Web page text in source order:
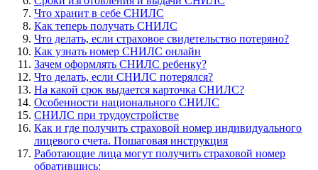
Что хранит в себе СНИЛС
Как теперь получать СНИЛС
Что делать, если страховое свидетельство потеряно?
Как узнать номер СНИЛС онлайн
Зачем оформлять СНИЛС ребенку?
Что делать, если СНИЛС потерялся?
На какой срок выдается карточка СНИЛС?
Особенности национального СНИЛС
СНИЛС при трудоустройстве
Как и где получить страховой номер индивидуального
лицевого счета. Пошаговая инструкция
Работающие лица могут получить страховой номер
обратившись: